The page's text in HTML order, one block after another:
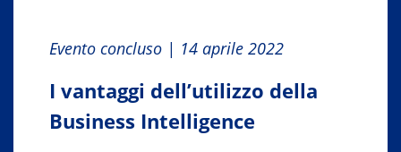
Evento concluso | 14 aprile 2022
I vantaggi dell’utilizzo della
Business Intelligence